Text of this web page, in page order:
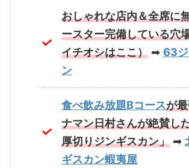
おしゃれな店内＆全席に
ースター完備している穴
イチオシはここ） ➡ 63
ン
食べ飲み放題Bコースが
ナマン日村さんが絶賛し
厚切りジンギスカン」 ➡
ギスカン蝦夷屋